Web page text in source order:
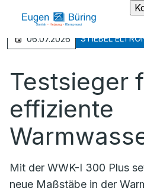
06.07.2026 STIEBEL
Testsieger
effiziente
Mit der WWK-I 300 Plus
neue Maßstäbe in der